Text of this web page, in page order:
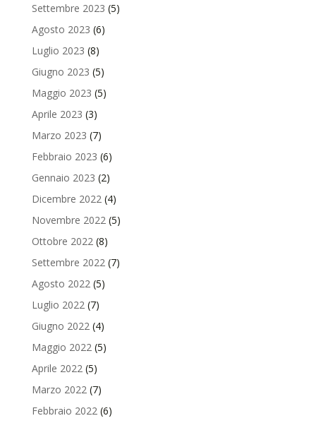
Settembre 2023 (5)
Agosto 2023 (6)
Luglio 2023 (8)
Giugno 2023 (5)
Maggio 2023 (5)
Aprile 2023 (3)
Marzo 2023 (7)
Febbraio 2023 (6)
Gennaio 2023 (2)
Dicembre 2022 (4)
Novembre 2022 (5)
Ottobre 2022 (8)
Settembre 2022 (7)
Agosto 2022 (5)
Luglio 2022 (7)
Giugno 2022 (4)
Maggio 2022 (5)
Aprile 2022 (5)
Marzo 2022 (7)
Febbraio 2022 (6)